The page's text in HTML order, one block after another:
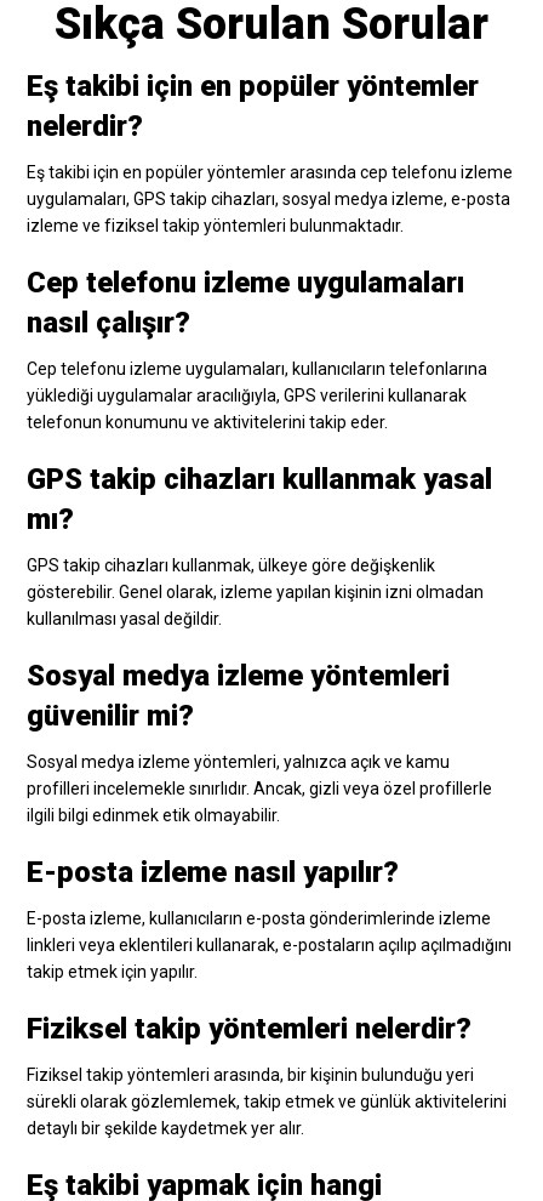
Sıkça Sorulan Sorular
Eş takibi için en popüler yöntemler
nelerdir?
Eş takibi için en popüler yöntemler arasında cep telefonu izleme
uygulamaları, GPS takip cihazları, sosyal medya izleme, e-posta
izleme ve fiziksel takip yöntemleri bulunmaktadır.
Cep telefonu izleme uygulamaları
nasıl çalışır?
Cep telefonu izleme uygulamaları, kullanıcıların telefonlarına
yüklediği uygulamalar aracılığıyla, GPS verilerini kullanarak
telefonun konumunu ve aktivitelerini takip eder.
GPS takip cihazları kullanmak yasal
mı?
GPS takip cihazları kullanmak, ülkeye göre değişkenlik
gösterebilir. Genel olarak, izleme yapılan kişinin izni olmadan
kullanılması yasal değildir.
Sosyal medya izleme yöntemleri
güvenilir mi?
Sosyal medya izleme yöntemleri, yalnızca açık ve kamu
profilleri incelemekle sınırlıdır. Ancak, gizli veya özel profillerle
ilgili bilgi edinmek etik olmayabilir.
E-posta izleme nasıl yapılır?
E-posta izleme, kullanıcıların e-posta gönderimlerinde izleme
linkleri veya eklentileri kullanarak, e-postaların açılıp açılmadığını
takip etmek için yapılır.
Fiziksel takip yöntemleri nelerdir?
Fiziksel takip yöntemleri arasında, bir kişinin bulunduğu yeri
sürekli olarak gözlemlemek, takip etmek ve günlük aktivitelerini
detaylı bir şekilde kaydetmek yer alır.
Eş takibi yapmak için hangi